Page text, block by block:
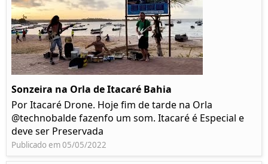
Sonzeira na Orla de Itacaré Bahia
Por Itacaré Drone. Hoje fim de tarde na Orla
@technobalde fazenfo um som. Itacaré é Especial e
deve ser Preservada
Publicado em 05/05/2022